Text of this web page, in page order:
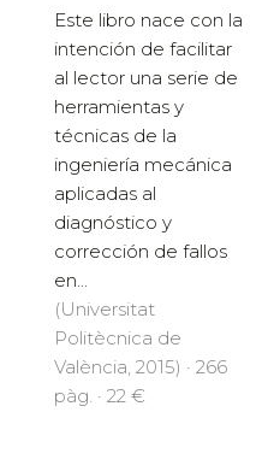
Este libro nace con la
intención de facilitar
al lector una serie de
herramientas y
técnicas de la
ingeniería mecánica
aplicadas al
diagnóstico y
corrección de fallos
en...
(Universitat
Politècnica de
València, 2015) · 266
pàg. · 22 €